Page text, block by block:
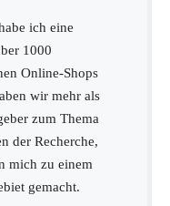
ich eine
1000
Online-Shops
wir mehr als
zum Thema
der Recherche,
mich zu einem
gemacht.